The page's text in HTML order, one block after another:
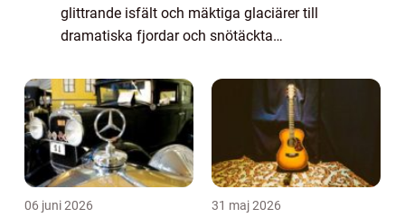
glittrande isfält och mäktiga glaciärer till
dramatiska fjordar och snötäckta
06 juni 2026 31 maj 2026